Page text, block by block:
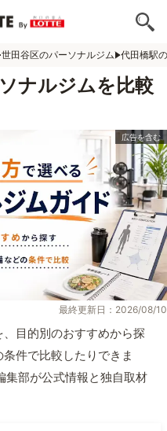
世田谷区のパーソナルジム 代田橋駅
ナルジムを比較
最終更新日：2026/08/10
目的別のおすすめから探
件で比較したりできま
集部が公式情報と独自取材